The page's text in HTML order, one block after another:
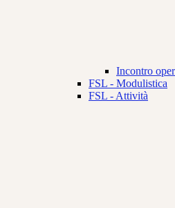
Incontro
FSL - Modulistica
FSL - Attività